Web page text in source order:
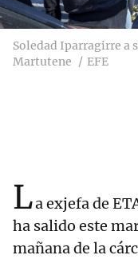
Soledad Iparragirre a
Martutene
EFE
La exjefa de
ha salido este
mañana de la